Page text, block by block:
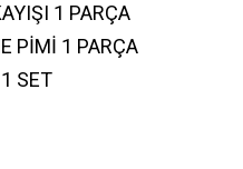
1 PARÇA
PİMİ 1 PARÇA
SET